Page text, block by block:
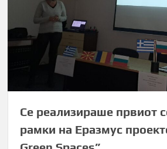
Се реализираше првиот
рамки на Еразмус